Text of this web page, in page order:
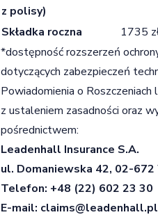
z polisy)
Składka roczna 1735
*dostępność rozszerzeń
dotyczących zabezpieczeń
Powiadomienia o
z ustaleniem zasadności oraz
pośrednictwem:
Leadenhall Insurance S.A.
ul. Domaniewska 42, 02-672
Telefon: +48 (22) 602 23 30
E-mail: claims@leadenhall.pl